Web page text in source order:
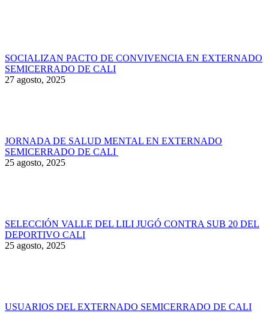
SOCIALIZAN PACTO DE CONVIVENCIA EN EXTERNADO
SEMICERRADO DE CALI
27 agosto, 2025
JORNADA DE SALUD MENTAL EN EXTERNADO
SEMICERRADO DE CALI
25 agosto, 2025
SELECCIÓN VALLE DEL LILI JUGÓ CONTRA SUB 20 DEL
DEPORTIVO CALI
25 agosto, 2025
USUARIOS DEL EXTERNADO SEMICERRADO DE CALI